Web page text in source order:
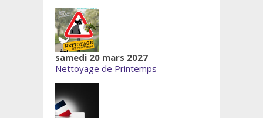
samedi 20 mars 2027
Nettoyage de Printemps